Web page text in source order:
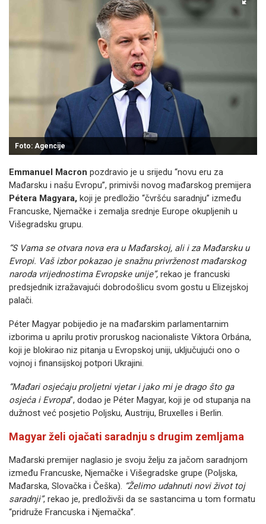
Foto: Agencije
Emmanuel Macron pozdravio je u srijedu “novu eru za
Mađarsku i našu Evropu”, primivši novog mađarskog premijera
Pétera Magyara, koji je predložio “čvršću saradnju” između
Francuske, Njemačke i zemalja srednje Europe okupljenih u
Višegradsku grupu.
“S Vama se otvara nova era u Mađarskoj, ali i za Mađarsku u
Evropi. Vaš izbor pokazao je snažnu privrženost mađarskog
naroda vrijednostima Evropske unije”, rekao je francuski
predsjednik izražavajući dobrodošlicu svom gostu u Elizejskoj
palači.
Péter Magyar pobijedio je na mađarskim parlamentarnim
izborima u aprilu protiv proruskog nacionaliste Viktora Orbána,
koji je blokirao niz pitanja u Evropskoj uniji, uključujući ono o
vojnoj i finansijskoj potpori Ukrajini.
“Mađari osjećaju proljetni vjetar i jako mi je drago što ga
osjeća i Evropa”, dodao je Péter Magyar, koji je od stupanja na
dužnost već posjetio Poljsku, Austriju, Bruxelles i Berlin.
Magyar želi ojačati saradnju s drugim zemljama
Mađarski premijer naglasio je svoju želju za jačom saradnjom
između Francuske, Njemačke i Višegradske grupe (Poljska,
Mađarska, Slovačka i Češka). “Želimo udahnuti novi život toj
saradnji”, rekao je, predloživši da se sastancima u tom formatu
“pridruže Francuska i Njemačka”.